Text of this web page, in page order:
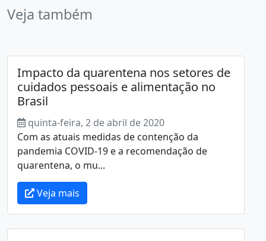
Veja também
Impacto da quarentena nos setores de
cuidados pessoais e alimentação no
Brasil
quinta-feira, 2 de abril de 2020
Com as atuais medidas de contenção da
pandemia COVID-19 e a recomendação de
quarentena, o mu...
Veja mais